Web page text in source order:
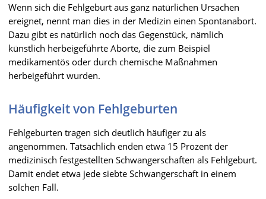
Wenn sich die Fehlgeburt aus ganz natürlichen Ursachen
ereignet, nennt man dies in der Medizin einen Spontanabort.
Dazu gibt es natürlich noch das Gegenstück, nämlich
künstlich herbeigeführte Aborte, die zum Beispiel
medikamentös oder durch chemische Maßnahmen
herbeigeführt wurden.
Häufigkeit von Fehlgeburten
Fehlgeburten tragen sich deutlich häufiger zu als
angenommen. Tatsächlich enden etwa 15 Prozent der
medizinisch festgestellten Schwangerschaften als Fehlgeburt.
Damit endet etwa jede siebte Schwangerschaft in einem
solchen Fall.